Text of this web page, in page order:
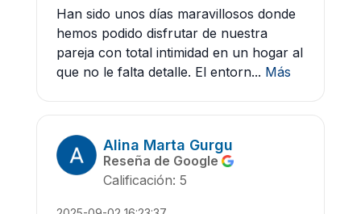
Han sido unos días maravillosos donde
hemos podido disfrutar de nuestra
pareja con total intimidad en un hogar al
que no le falta detalle. El entorn... Más
Alina Marta Gurgu
Reseña de Google
Calificación: 5